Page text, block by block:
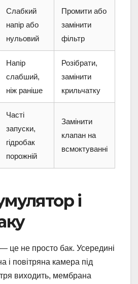
Слабкий
напір або
нульовий
Промити або
замінити
фільтр
Напір
слабший,
ніж раніше
Розібрати,
замінити
крильчатку
Часті
запуски,
гідробак
порожній
Замінити
клапан на
всмоктуванні
і
це не просто бак. Усередині
і повітряна камера під
виходить, мембрана